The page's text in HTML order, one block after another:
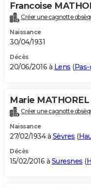
Francoise
Créer une cagnotte
Naissance
30/04/1931
Décès
20/06/2016 à Lens (Pas-
Marie MATHOREL
Créer une cagnotte
Naissance
27/02/1934 à Sèvres (
Décès
15/02/2016 à Suresnes (